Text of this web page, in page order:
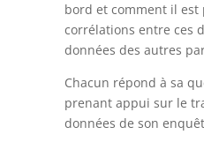
bord et comment il est
corrélations entre ces
données des autres
Chacun répond à sa
prenant appui sur le
données de son